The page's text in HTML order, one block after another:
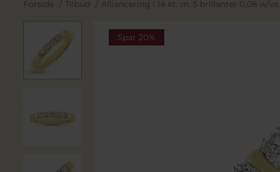
Forside / Tilbud / Alliancering i 14 kt. m. 5 brillanter 0,08 w/vs.
Spar 20%